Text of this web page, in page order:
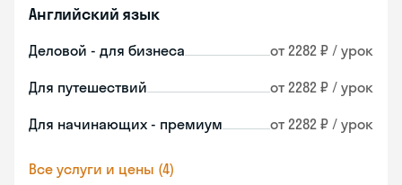
Английский язык
Деловой - для бизнеса от 2282 ₽ / урок
Для путешествий от 2282 ₽ / урок
Для начинающих - премиум от 2282 ₽ / урок
Все услуги и цены (4)